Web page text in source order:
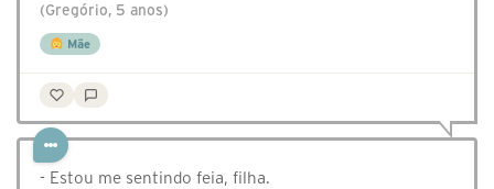
(Gregório, 5 anos)
Mãe
- Estou me sentindo feia, filha.